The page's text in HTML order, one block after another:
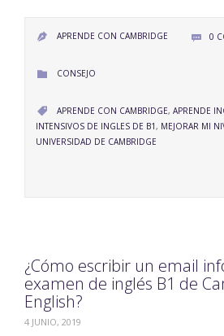
 APRENDE CON CAMBRIDGE  0
 CATEGORY
CONSEJO
 CATEGORY
APRENDE CON CAMBRIDGE, APRENDE
INTENSIVOS DE INGLES DE B1, MEJORAR MI
UNIVERSIDAD DE CAMBRIDGE
¿Cómo escribir un email
examen de inglés B1 de
English?
4 JUNIO, 2019